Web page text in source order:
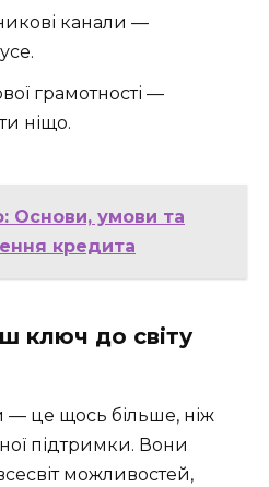
канали —
грамотності —
ніщо.
Основи, умови та
кредита
ключ до світу
— це щось більше, ніж
підтримки. Вони
можливостей,